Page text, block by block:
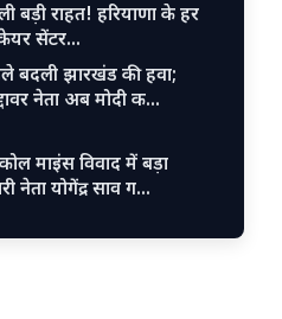
बड़ी राहत! हरियाणा के हर
सेंटर…
बदली झारखंड की हवा;
नेता अब मोदी क…
माइंस विवाद में बड़ा
नेता योगेंद्र साव ग…